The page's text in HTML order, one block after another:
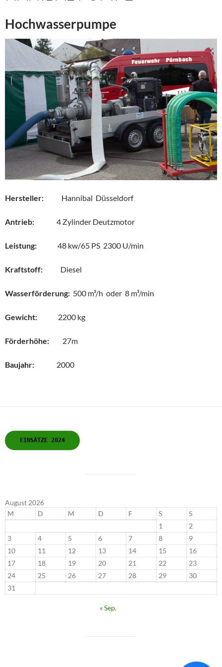
Hochwasserpumpe
Hersteller: Hannibal Düsseldorf
Antrieb: 4 Zylinder Deutzmotor
Leistung: 48 kw/65 PS 2300 U/min
Kraftstoff: Diesel
Wasserförderung: 500 m³/h oder 8 m³/min
Gewicht: 2200 kg
Förderhöhe: 27m
Baujahr: 2000
EINSÄTZE 2024
August 2026
M
D M D F S
S
1
2
3
4 5 6 7 8
9
10
11 12 13 14 15
16
17
18 19 20 21 22
23
24
25 26 27 28 29
30
31
« Sep.